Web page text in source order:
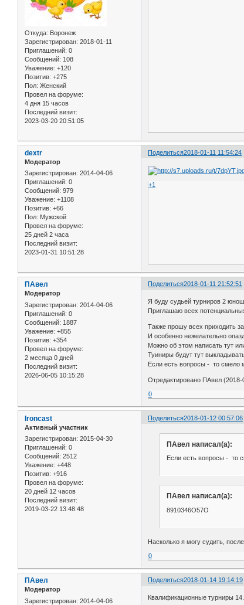
Откуда: Воронеж
Зарегистрирован: 2018-01-11
Приглашений: 0
Сообщений: 108
Уважение: +120
Позитив: +275
Пол: Женский
Провел на форуме:
4 дня 15 часов
Последний визит:
2023-03-20 20:51:05
Поделиться2018-01-11 11:54:24
dextr
Модератор
Зарегистрирован: 2014-04-06
Приглашений: 0
Сообщений: 979
Уважение: +1108
Позитив: +66
Пол: Мужской
Провел на форуме:
25 дней 2 часа
Последний визит:
2023-01-31 10:51:28
+1
Поделиться2018-01-11 21:52:51
ПАвел
Модератор
Зарегистрирован: 2014-04-06
Приглашений: 0
Сообщений: 1887
Уважение: +855
Позитив: +354
Провел на форуме:
2 месяца 0 дней
Последний визит:
2026-06-05 10:15:28
Я буду судьей турниров 2
Приглашаю всех
Также прошу всех приходить
И особенно нежелательно
Можно об этом написать тут
Туиниры будут тут
Если есть вопросы - то смело
Отредактировано ПАвел (2018-
0
Поделиться2018-01-12 00:57:06
Ironcast
Активный участник
Зарегистрирован: 2015-04-30
Приглашений: 0
Сообщений: 2512
Уважение: +448
Позитив: +916
Провел на форуме:
20 дней 12 часов
Последний визит:
2019-03-22 13:48:48
ПАвел написал(а):
Если есть вопросы - то
ПАвел написал(а):
8910346О57О
Насколько я могу судить,
0
Поделиться2018-01-14 19:14:19
ПАвел
Модератор
Зарегистрирован: 2014-04-06
Квалификационные турниры